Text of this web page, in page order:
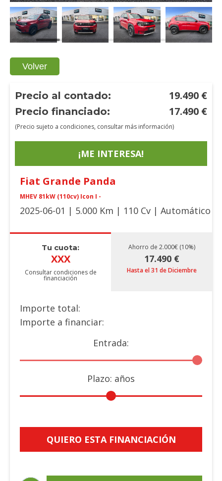
Volver
Precio al contado: 19.490 €
Precio financiado: 17.490 €
(Precio sujeto a condiciones, consultar más información)
¡ME INTERESA!
Fiat Grande Panda
MHEV 81kW (110cv) Icon I -
2025-06-01 | 5.000 Km | 110 Cv | Automático
Tu cuota:
XXX
Consultar condiciones de
financiación
Ahorro de 2.000€ (10%)
17.490 €
Hasta el 31 de Diciembre
Importe total:
Importe a financiar:
Entrada:
Plazo: años
QUIERO ESTA FINANCIACIÓN